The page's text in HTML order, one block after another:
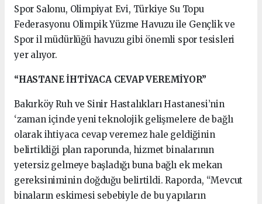
Spor Salonu, Olimpiyat Evi, Türkiye Su Topu
Federasyonu Olimpik Yüzme Havuzu ile Gençlik ve
Spor il müdürlüğü havuzu gibi önemli spor tesisleri
yer alıyor.
“HASTANE İHTİYACA CEVAP VEREMİYOR”
Bakırköy Ruh ve Sinir Hastalıkları Hastanesi’nin
‘zaman içinde yeni teknolojik gelişmelere de bağlı
olarak ihtiyaca cevap veremez hale geldiğinin
belirtildiği plan raporunda, hizmet binalarının
yetersiz gelmeye başladığı buna bağlı ek mekan
gereksiniminin doğduğu belirtildi. Raporda, “Mevcut
binaların eskimesi sebebiyle de bu yapıların